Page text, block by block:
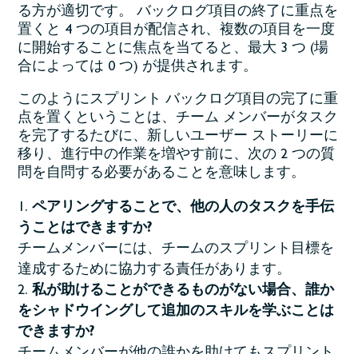
る方が適切です。 バックログ項目の終了に重点を
置くと 4 つの項目が配信され、複数の項目を一度
に開始することに焦点を当てると、最大 3 つ (場
合によっては 0 つ) が提供されます。
このようにスプリント バックログ項目の完了に重
点を置くということは、チーム メンバーがタスク
を完了するたびに、新しいユーザー ストーリーに
移り、進行中の作業を増やす前に、次の 2 つの質
問を自問する必要があることを意味します。
ペアリングすることで、他の人のタスクを手伝
うことはできますか?
チームメンバーには、チームのスプリント目標を
達成するために協力する責任があります。
私が助けることができるものがない場合、誰か
をシャドウイングして追加のスキルを学ぶことは
できますか?